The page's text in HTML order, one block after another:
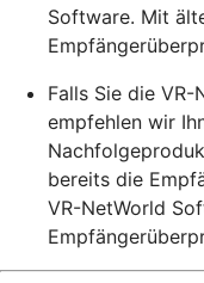
Software. Mit
Falls Sie die
empfehlen wir
bereits die
VR-NetWorld